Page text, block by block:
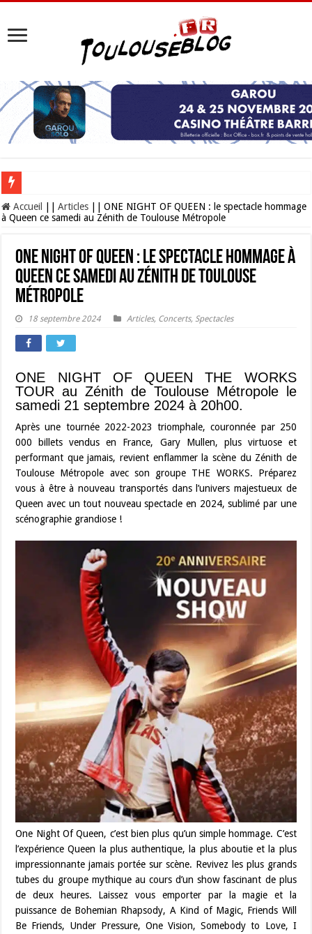
Les Nocturnes de la Cité de l’espace 2026 : l’événement incontournable de
Accueil Articles
ONE NIGHT OF QUEEN : le spectacle hommage
à Queen ce samedi au Zénith de Toulouse Métropole
ONE NIGHT OF QUEEN : le spectacle hommage à
Queen ce samedi au Zénith de Toulouse
Métropole
18 septembre 2024 Articles, Concerts, Spectacles
ONE NIGHT OF QUEEN THE WORKS
TOUR au Zénith de Toulouse Métropole le
samedi 21 septembre 2024 à 20h00.
Après une tournée 2022-2023 triomphale, couronnée par 250
000 billets vendus en France, Gary Mullen, plus virtuose et
performant que jamais, revient enflammer la scène du Zénith de
Toulouse Métropole avec son groupe THE WORKS. Préparez
vous à être à nouveau transportés dans l’univers majestueux de
Queen avec un tout nouveau spectacle en 2024, sublimé par une
scénographie grandiose !
One Night Of Queen, c’est bien plus qu’un simple hommage. C’est
l’expérience Queen la plus authentique, la plus aboutie et la plus
impressionnante jamais portée sur scène. Revivez les plus grands
tubes du groupe mythique au cours d’un show fascinant de plus
de deux heures. Laissez vous emporter par la magie et la
puissance de Bohemian Rhapsody, A Kind of Magic, Friends Will
Be Friends, Under Pressure, One Vision, Somebody to Love, I